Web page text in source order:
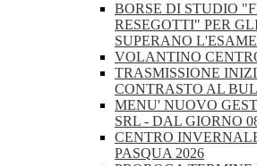
BORSE DI STUDIO
RESEGOTTI" PER
SUPERANO
VOLANTINO
TRASMISSIONE
CONTRASTO AL
MENU' NUOVO
SRL - DAL GIORNO
CENTRO
PASQUA 2026